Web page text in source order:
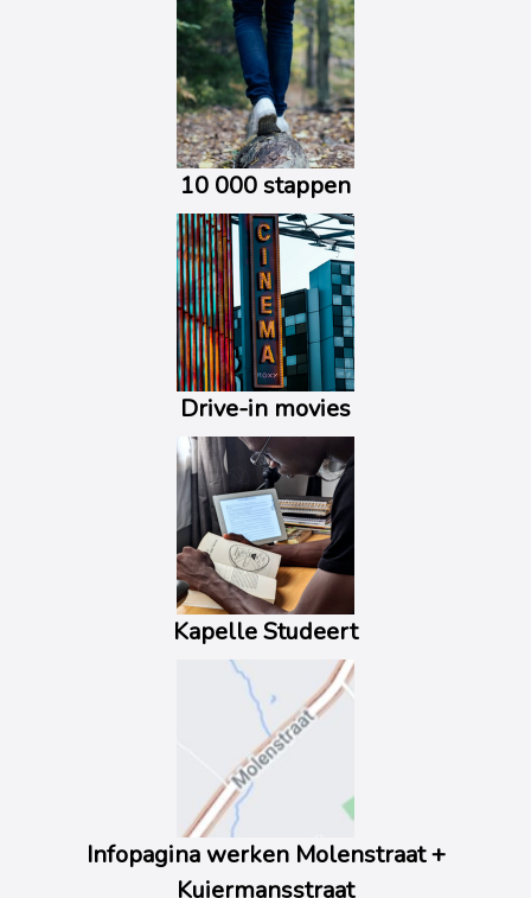
10 000 stappen
Drive-in movies
Kapelle Studeert
Infopagina werken Molenstraat +
Kuiermansstraat